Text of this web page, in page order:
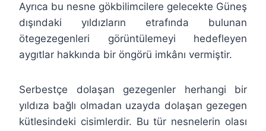
Ayrıca bu nesne gökbilimcilere gelecekte Güneş
dışındaki yıldızların etrafında bulunan
ötegezegenleri görüntülemeyi hedefleyen
aygıtlar hakkında bir öngörü imkânı vermiştir.
Serbestçe dolaşan gezegenler herhangi bir
yıldıza bağlı olmadan uzayda dolaşan gezegen
kütlesindeki cisimlerdir. Bu tür nesnelerin olası